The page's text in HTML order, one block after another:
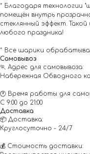
* Благодаря технологии
помещён внутрь
стеклянный эффект.
любого праздника!
* Все шарики
Самовывоз
🏃 Адрес для самовывоза:
Набережная Обводного
🕐 Время работы для
С 9:00 до 21:00
Доставка
📦 Доставка:
Круглосуточно - 24/7
💰 Стоимость доставки: